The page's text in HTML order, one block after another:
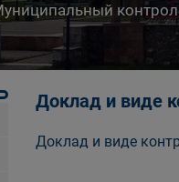
Доклад и виде
Доклад и виде